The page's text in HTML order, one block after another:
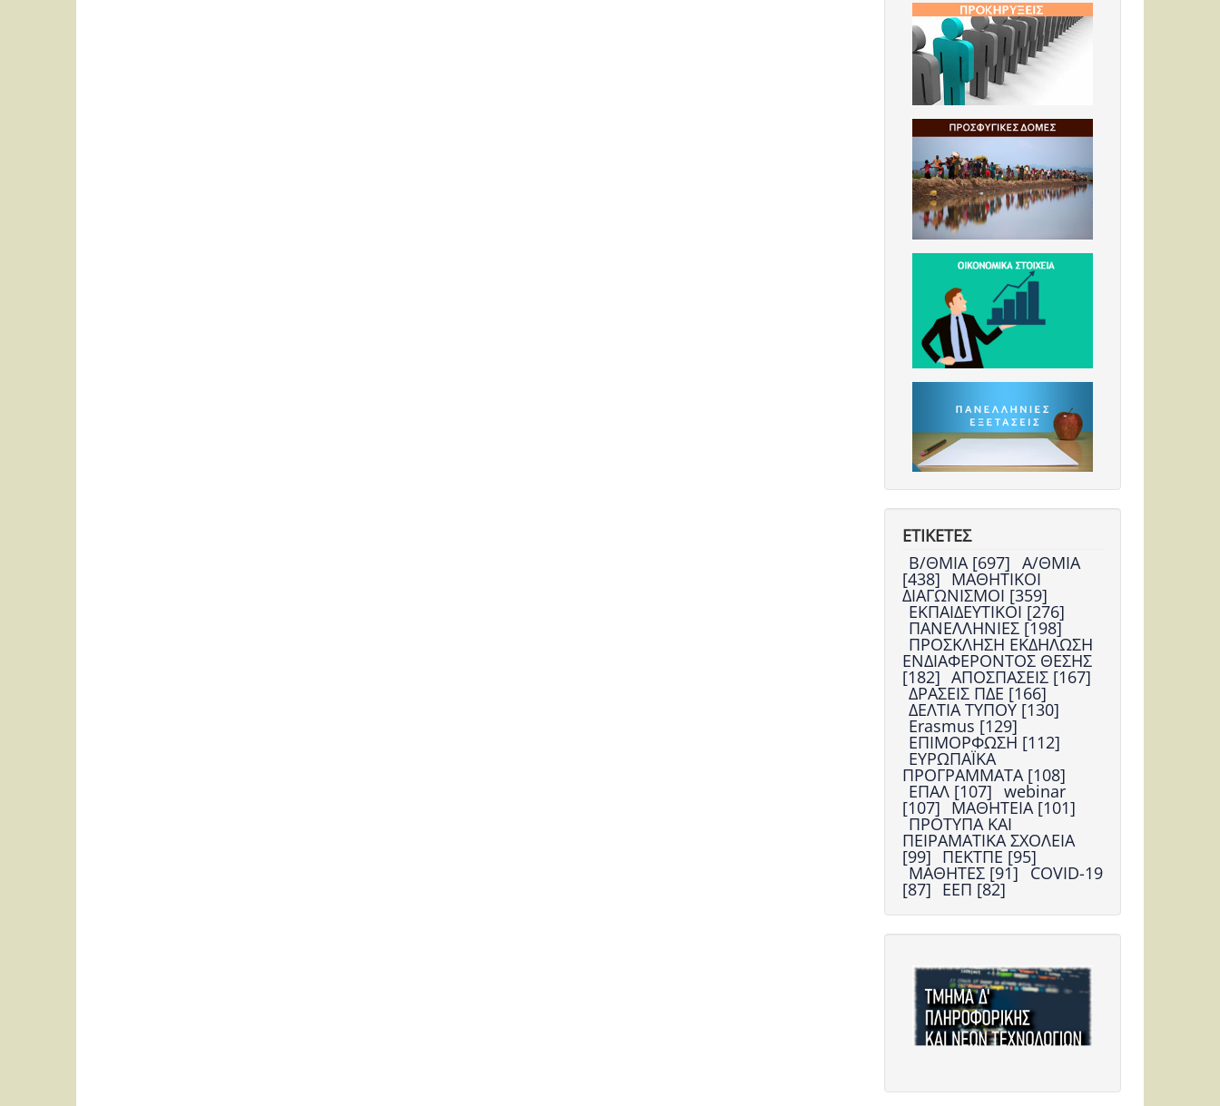
ΕΤΙΚΕΤΕΣ
Β/ΘΜΙΑ [697] Α/ΘΜΙΑ
[438] ΜΑΘΗΤΙΚΟΙ
ΔΙΑΓΩΝΙΣΜΟΙ [359]
ΕΚΠΑΙΔΕΥΤΙΚΟΙ [276]
ΠΑΝΕΛΛΗΝΙΕΣ [198]
ΠΡΟΣΚΛΗΣΗ ΕΚΔΗΛΩΣΗ
ΕΝΔΙΑΦΕΡΟΝΤΟΣ ΘΕΣΗΣ
[182] ΑΠΟΣΠΑΣΕΙΣ [167]
ΔΡΑΣΕΙΣ ΠΔΕ [166]
ΔΕΛΤΙΑ ΤΥΠΟΥ [130]
Erasmus [129]
ΕΠΙΜΟΡΦΩΣΗ [112]
ΕΥΡΩΠΑΪΚΑ
ΠΡΟΓΡΑΜΜΑΤΑ [108]
ΕΠΑΛ [107] webinar
[107] ΜΑΘΗΤΕΙΑ [101]
ΠΡΟΤΥΠΑ ΚΑΙ
ΠΕΙΡΑΜΑΤΙΚΑ ΣΧΟΛΕΙΑ
[99] ΠΕΚΤΠΕ [95]
ΜΑΘΗΤΕΣ [91] COVID-19
[87] ΕΕΠ [82]